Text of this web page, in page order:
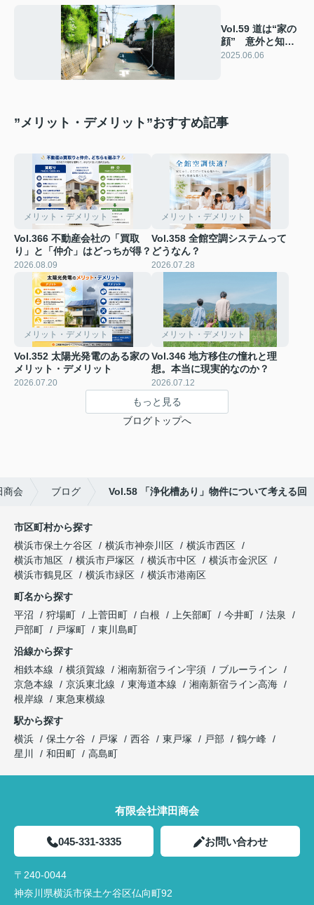
Vol.59 道は“家の
顔” 意外と知ら
ない「道路付け」
2025.06.06
”メリット・デメリット”おすすめ記事
メリット・デメリット
Vol.366 不動産会社の「買取
り」と「仲介」はどっちが得？
2026.08.09
メリット・デメリット
Vol.358 全館空調システムって
どうなん？
2026.07.28
メリット・デメリット
Vol.352 太陽光発電のある家の
メリット・デメリット
2026.07.20
メリット・デメリット
Vol.346 地方移住の憧れと理
想。本当に現実的なのか？
2026.07.12
もっと見る
ブログトップへ
商会 ブログ Vol.58 「浄化槽あり」物件について考える回
市区町村から探す
横浜市保土ケ谷区
横浜市神奈川区
横浜市西区
横浜市旭区
横浜市戸塚区 横浜市中区
横浜市金沢区
横浜市鶴見区
横浜市緑区
横浜市港南区
町名から探す
平沼
狩場町 上菅田町 白根 上矢部町 今井町
法泉
戸部町
戸塚町
東川島町
沿線から探す
相鉄本線
横須賀線 湘南新宿ライン宇須
ブルーライン
京急本線
京浜東北線 東海道本線
湘南新宿ライン高海
根岸線
東急東横線
駅から探す
横浜
保土ケ谷 戸塚 西谷 東戸塚 戸部
鶴ケ峰
星川
和田町 高島町
有限会社津田商会
045-331-3335 お問い合わせ
〒240-0044
神奈川県横浜市保土ケ谷区仏向町92